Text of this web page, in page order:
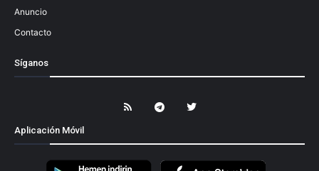
Anuncio
Contacto
Síganos
Aplicación Móvil